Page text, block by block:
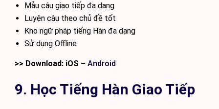
Mẫu câu giao tiếp đa dạng
Luyện câu theo chủ đề tốt
Kho ngữ pháp tiếng Hàn đa dạng
Sử dụng Offline
>> Download: iOS – Android
9. Học Tiếng Hàn Giao Tiếp